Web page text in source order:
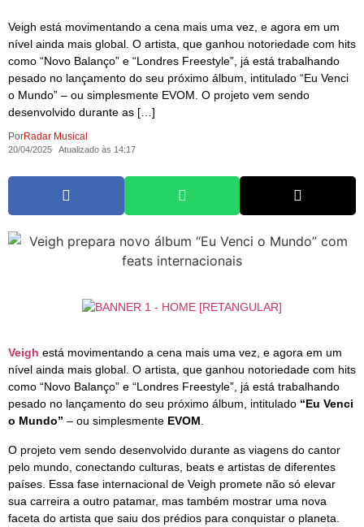
Veigh está movimentando a cena mais uma vez, e agora em um
nível ainda mais global. O artista, que ganhou notoriedade com hits
como “Novo Balanço” e “Londres Freestyle”, já está trabalhando
pesado no lançamento do seu próximo álbum, intitulado “Eu Venci
o Mundo” – ou simplesmente EVOM. O projeto vem sendo
desenvolvido durante as […]
PorRadar Musical
20/04/2025 Atualizado às 14:17
Veigh está movimentando a cena mais uma vez, e agora em um
nível ainda mais global. O artista, que ganhou notoriedade com hits
como “Novo Balanço” e “Londres Freestyle”, já está trabalhando
pesado no lançamento do seu próximo álbum, intitulado “Eu Venci
o Mundo” – ou simplesmente EVOM
O projeto vem sendo desenvolvido durante as viagens do cantor
pelo mundo, conectando culturas, beats e artistas de diferentes
países. Essa fase internacional de Veigh promete não só elevar
sua carreira a outro patamar, mas também mostrar uma nova
faceta do artista que saiu dos prédios para conquistar o planeta.